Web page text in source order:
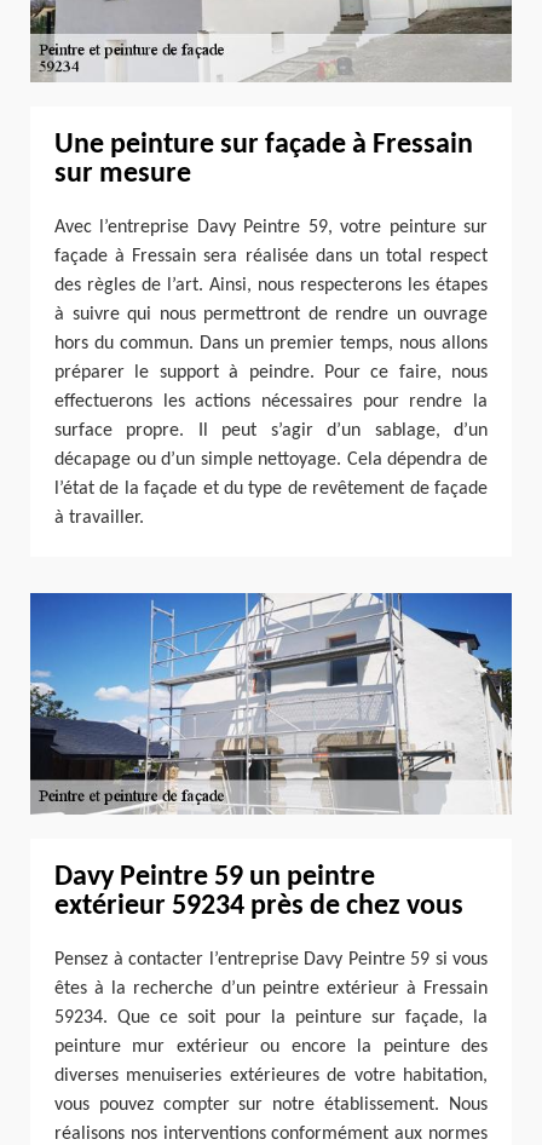
Une peinture sur façade à Fressain
sur mesure
Avec l’entreprise Davy Peintre 59, votre peinture sur
façade à Fressain sera réalisée dans un total respect
des règles de l’art. Ainsi, nous respecterons les étapes
à suivre qui nous permettront de rendre un ouvrage
hors du commun. Dans un premier temps, nous allons
préparer le support à peindre. Pour ce faire, nous
effectuerons les actions nécessaires pour rendre la
surface propre. Il peut s’agir d’un sablage, d’un
décapage ou d’un simple nettoyage. Cela dépendra de
l’état de la façade et du type de revêtement de façade
à travailler.
Davy Peintre 59 un peintre
extérieur 59234 près de chez vous
Pensez à contacter l’entreprise Davy Peintre 59 si vous
êtes à la recherche d’un peintre extérieur à Fressain
59234. Que ce soit pour la peinture sur façade, la
peinture mur extérieur ou encore la peinture des
diverses menuiseries extérieures de votre habitation,
vous pouvez compter sur notre établissement. Nous
réalisons nos interventions conformément aux normes